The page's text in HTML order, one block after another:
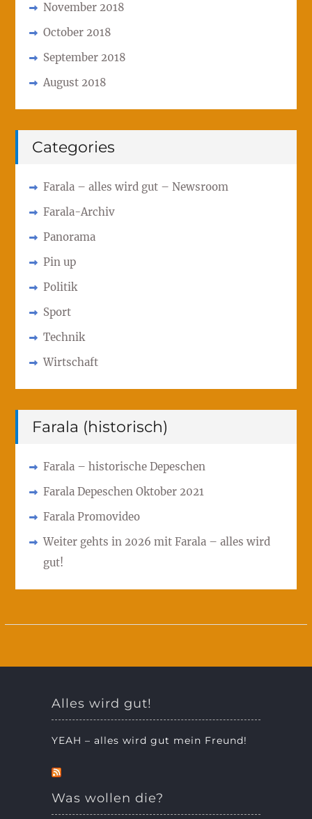
November 2018
October 2018
September 2018
August 2018
Categories
Farala – alles wird gut – Newsroom
Farala-Archiv
Panorama
Pin up
Politik
Sport
Technik
Wirtschaft
Farala (historisch)
Farala – historische Depeschen
Farala Depeschen Oktober 2021
Farala Promovideo
Weiter gehts in 2026 mit Farala – alles wird
gut!
Alles wird gut!
YEAH – alles wird gut mein Freund!
Was wollen die?